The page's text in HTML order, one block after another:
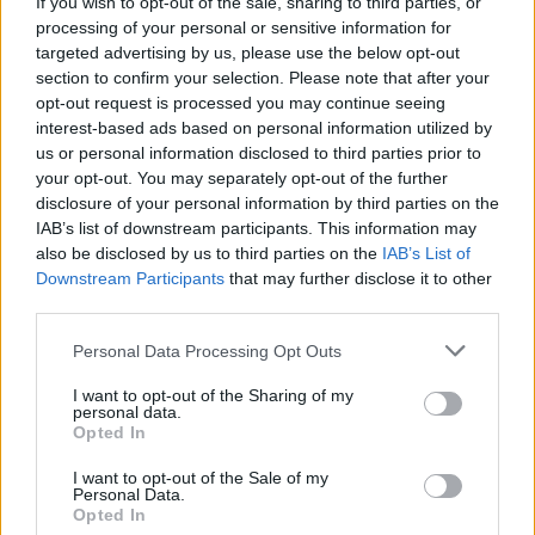
processing of your personal or sensitive information for
targeted advertising by us, please use the below opt-out
section to confirm your selection. Please note that after your
opt-out request is processed you may continue seeing
interest-based ads based on personal information utilized by
us or personal information disclosed to third parties prior to
your opt-out. You may separately opt-out of the further
disclosure of your personal information by third parties on the
IAB’s list of downstream participants. This information may
also be disclosed by us to third parties on the IAB’s List of
Downstream Participants that may further disclose it to other
Please note that this website/app uses one or more Google
not limited to your visit or usage behaviour. You may click to
grant or deny consent to Google and its third-party tags to
use your data for below specified purposes in below Google
consent section.
Personal Data Processing Opt Outs
I want to opt-out of the Sharing of my
personal data.
Opted In
I want to opt-out of the Sale of my
Personal Data.
Opted In
električnih brivnikov, televizorjev, sesalcev in drugih
stvari.
Vir: PU Celje
Opozorilo:Po 297. členu Kazenskega zakonika je
rasističnimi, diskriminatornimi ali nezakonitimi vsebinami bodo
odstranjeni.
Pravila komentiranja →